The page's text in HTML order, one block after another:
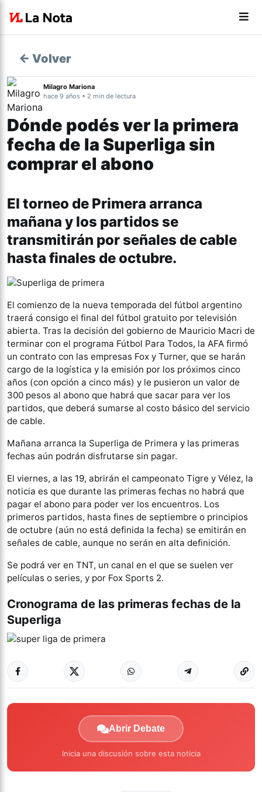
← Volver
Milagro Mariona
hace 9 años • 2 min de lectura
Dónde podés ver la primera
fecha de la Superliga sin
comprar el abono
El torneo de Primera arranca
mañana y los partidos se
transmitirán por señales de cable
hasta finales de octubre.
El comienzo de la nueva temporada del fútbol argentino
traerá consigo el final del fútbol gratuito por televisión
abierta. Tras la decisión del gobierno de Mauricio Macri de
terminar con el programa Fútbol Para Todos, la AFA firmó
un contrato con las empresas Fox y Turner, que se harán
cargo de la logística y la emisión por los próximos cinco
años (con opción a cinco más) y le pusieron un valor de
300 pesos al abono que habrá que sacar para ver los
partidos, que deberá sumarse al costo básico del servicio
de cable.
Mañana arranca la Superliga de Primera y las primeras
fechas aún podrán disfrutarse sin pagar.
El viernes, a las 19, abrirán el campeonato Tigre y Vélez, la
noticia es que durante las primeras fechas no habrá que
pagar el abono para poder ver los encuentros. Los
primeros partidos, hasta fines de septiembre o principios
de octubre (aún no está definida la fecha) se emitirán en
señales de cable, aunque no serán en alta definición.
Se podrá ver en TNT, un canal en el que se suelen ver
películas o series, y por Fox Sports 2.
Cronograma de las primeras fechas de la
Superliga
Abrir Debate
Inicia una discusión sobre esta noticia